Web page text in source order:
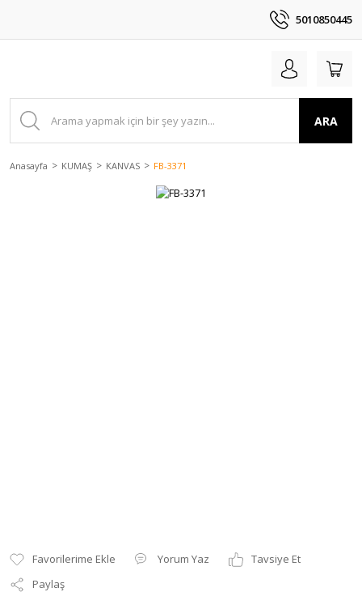
5010850445
ARA
Anasayfa KUMAŞ KANVAS FB-3371
Yorum Yaz
Tavsiye Et
Paylaş